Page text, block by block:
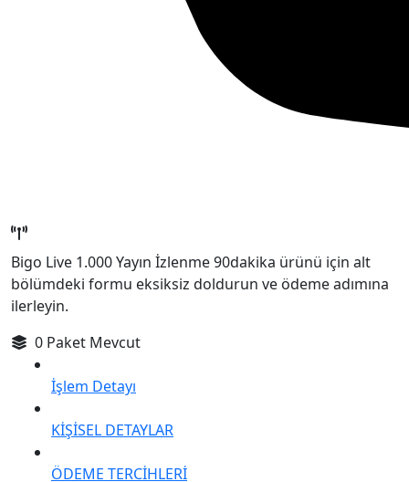
Bigo Live 1.000 Yayın İzlenme 90dakika ürünü için alt
bölümdeki formu eksiksiz doldurun ve ödeme adımına
ilerleyin.
0 Paket Mevcut
İşlem Detayı
KİŞİSEL DETAYLAR
ÖDEME TERCİHLERİ